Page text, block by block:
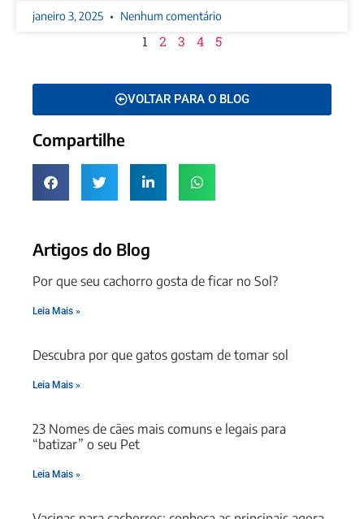
janeiro 3, 2025 Nenhum comentário
1 2 3 4 5
VOLTAR PARA O BLOG
Compartilhe
Artigos do Blog
Por que seu cachorro gosta de ficar no Sol?
Leia Mais »
Descubra por que gatos gostam de tomar sol
Leia Mais »
23 Nomes de cães mais comuns e legais para
“batizar” o seu Pet
Leia Mais »